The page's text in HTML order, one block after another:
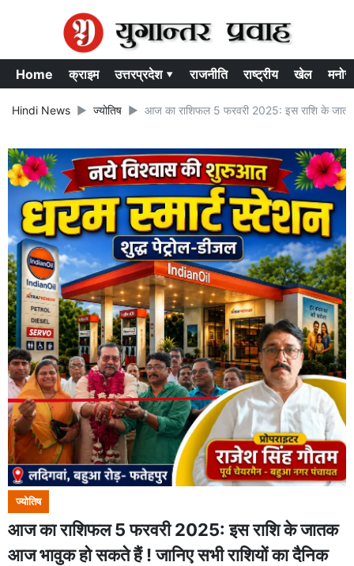
Home क्राइम उत्तरप्रदेश ▾ राजनीति राष्ट्रीय खेल
Hindi News ज्योतिष आज का राशिफल 5 फरवरी 2025: इस राशि के
ज्योतिष
आज का राशिफल 5 फरवरी 2025: इस राशि के जातक
आज भावुक हो सकते हैं ! जानिए सभी राशियों का दैनिक